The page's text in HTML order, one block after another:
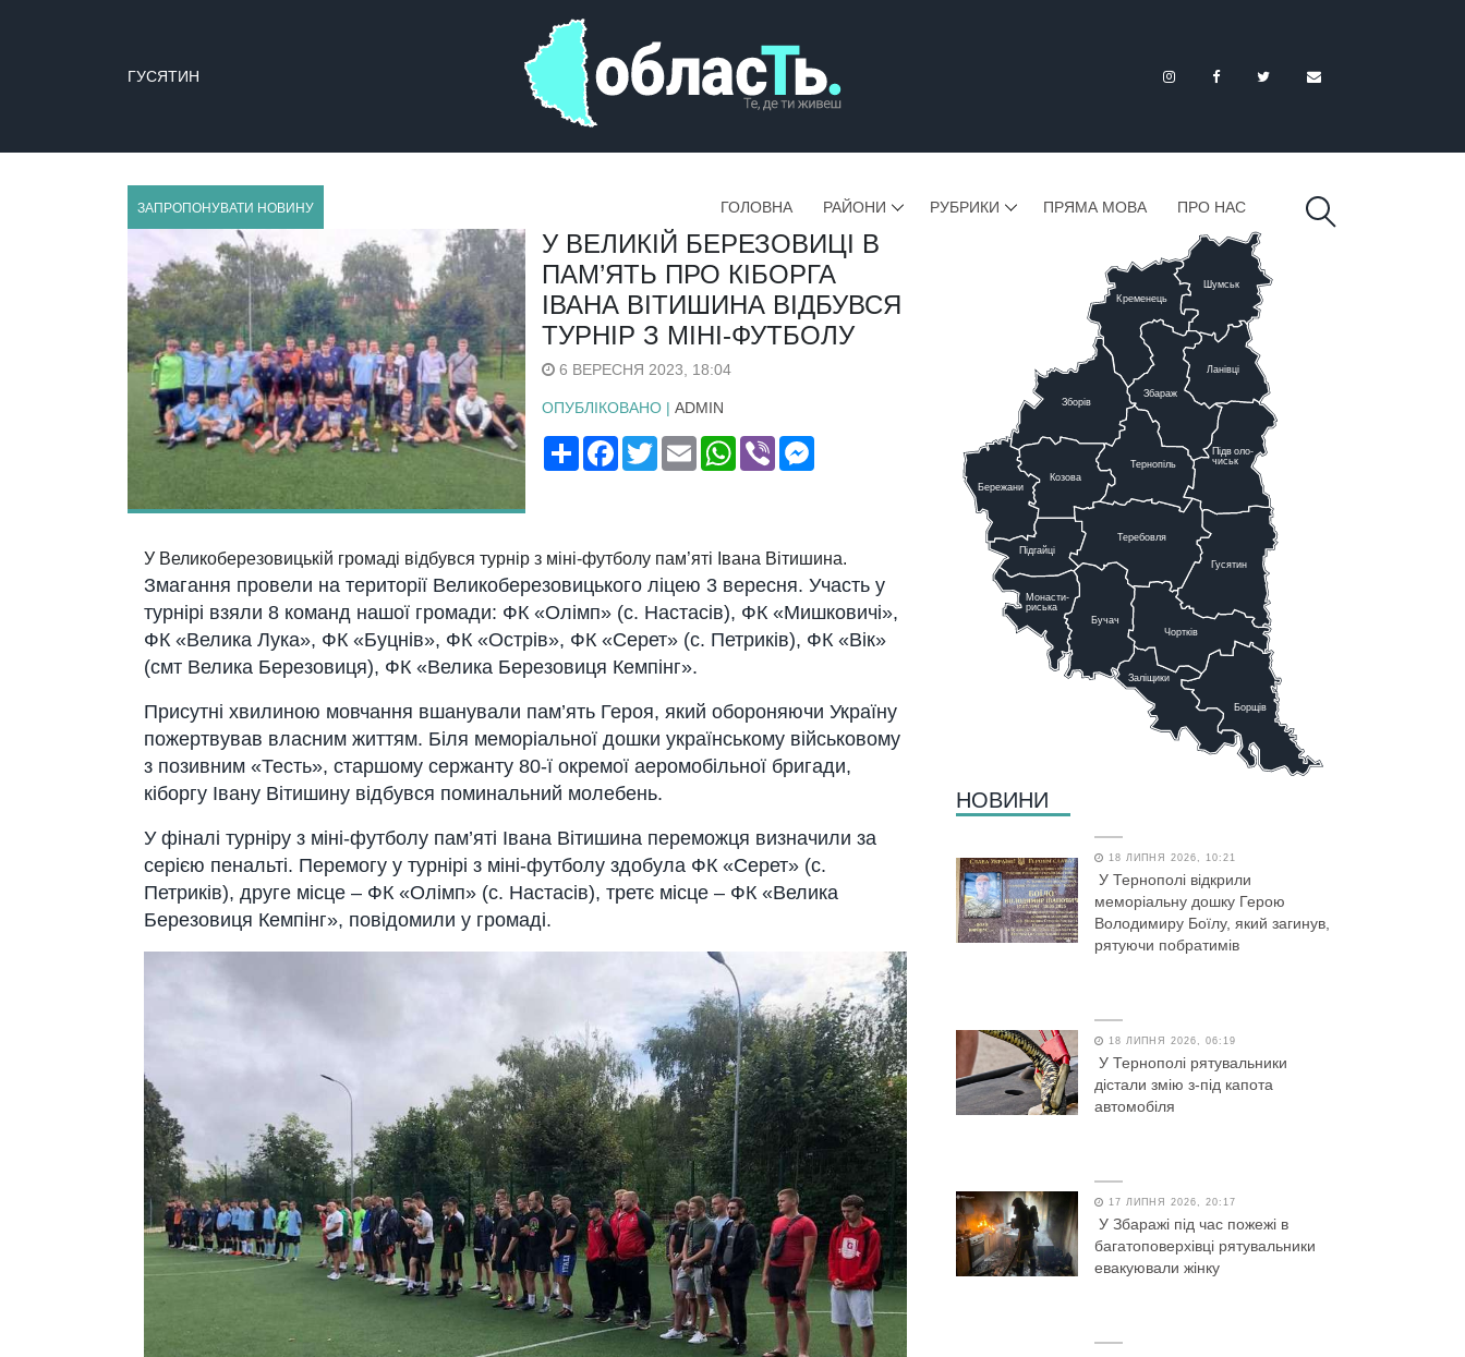
ГУСЯТИН
ЗАПРОПОНУВАТИ НОВИНУ ГОЛОВНА РАЙОНИ РУБРИКИ ПРЯМА МОВА ПРО НАС
У ВЕЛИКІЙ БЕРЕЗОВИЦІ В
ПАМ’ЯТЬ ПРО КІБОРГА
ІВАНА ВІТИШИНА ВІДБУВСЯ
ТУРНІР З МІНІ-ФУТБОЛУ
6 ВЕРЕСНЯ 2023, 18:04
ОПУБЛІКОВАНО | ADMIN
ПоширитиFacebook
TwitterEmail WhatsApp
Viber
У Великоберезовицькій громаді відбувся турнір з міні-футболу пам’яті Івана Вітишина.
Змагання провели на території Великоберезовицького ліцею 3 вересня. Участь у
турнірі взяли 8 команд нашої громади: ФК «Олімп» (с. Настасів), ФК «Мишковичі»,
ФК «Велика Лука», ФК «Буцнів», ФК «Острів», ФК «Серет» (с. Петриків), ФК «Вік»
(смт Велика Березовиця), ФК «Велика Березовиця Кемпінг».
Присутні хвилиною мовчання вшанували пам’ять Героя, який обороняючи Україну
пожертвував власним життям. Біля меморіальної дошки українському військовому
з позивним «Тесть», старшому сержанту 80-ї окремої аеромобільної бригади,
кіборгу Івану Вітишину відбувся поминальний молебень.
У фіналі турніру з міні-футболу пам’яті Івана Вітишина переможця визначили за
серією пенальті. Перемогу у турнірі з міні-футболу здобула ФК «Серет» (с.
Петриків), друге місце – ФК «Олімп» (с. Настасів), третє місце – ФК «Велика
Березовиця Кемпінг», повідомили у громаді.
Тернопіль
Теребовля
Бучач
Заліщики
Борщів
Чортків
Гусятин
Підволо-
чиськ
Ланівці
Збараж
Шумськ
Кременець
Козова
Бережани
Підгайці
Зборів
Монасти-
риська
НОВИНИ
18 ЛИПНЯ 2026, 10:21
У Тернополі відкрили
меморіальну дошку Герою
Володимиру Боїлу, який загинув,
рятуючи побратимів
18 ЛИПНЯ 2026, 06:19
У Тернополі рятувальники
дістали змію з-під капота
автомобіля
17 ЛИПНЯ 2026, 20:17
У Збаражі під час пожежі в
багатоповерхівці рятувальники
евакуювали жінку